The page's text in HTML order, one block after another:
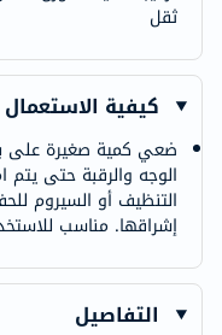
ثقل
كيفية الاستعمال
ضعي كمية صغيرة على
الوجه والرقبة حتى يتم
التنظيف أو السيروم
إشراقها. مناسب
التفاصيل